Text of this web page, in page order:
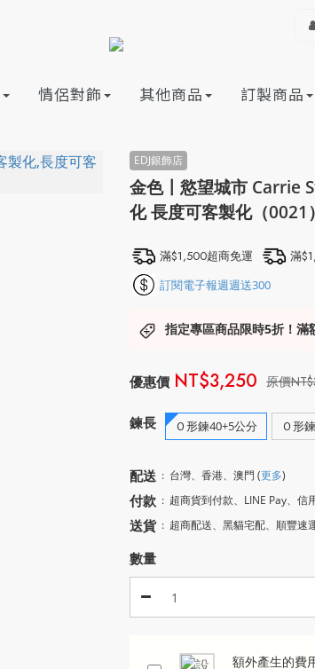
情侶對飾 其他商品 訂製商品
金色〡慾望城市 Carrie
化 長度可客製化（0021）
滿$1,500超商免運 滿
訂閱電子報週週送300
指定專區商品限時5折！滿
NT$3,250
鍊長 Ｏ形鍊40+5公分 Ｏ形
配送 : 台灣、香港、澳門 (更多)
付款 : 超商貨到付款、LINE Pay、信
送貨 : 超商配送、黑貓宅配、順豐速
數量
額外產生的費